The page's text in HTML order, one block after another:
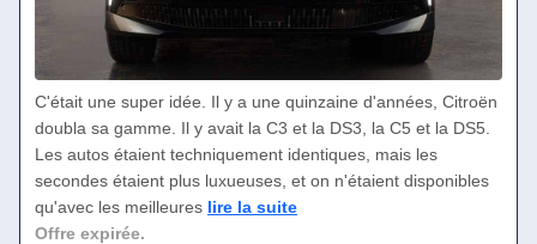
C'était une super idée. Il y a une quinzaine d'années, Citroën
doubla sa gamme. Il y avait la C3 et la DS3, la C5 et la DS5.
Les autos étaient techniquement identiques, mais les
secondes étaient plus luxueuses, et on n'étaient disponibles
qu'avec les meilleures lire la suite
Offre expirée.